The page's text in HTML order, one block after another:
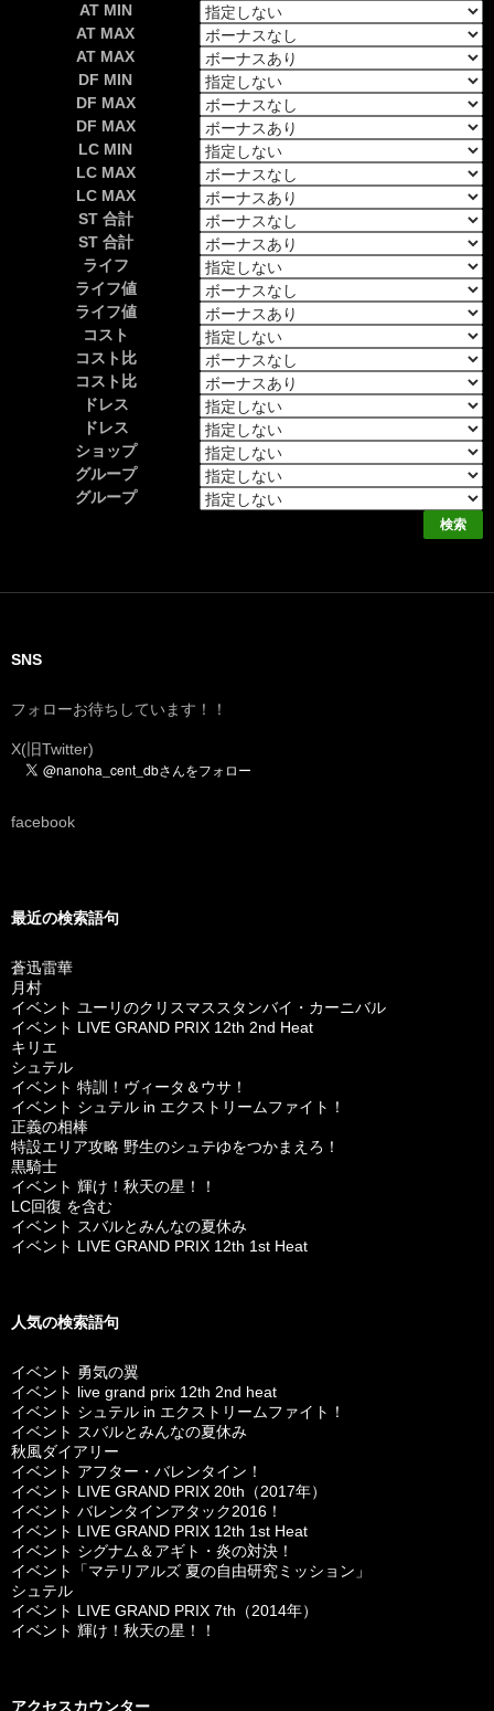
AT MIN
AT MAX
AT MAX
DF MIN
DF MAX
DF MAX
LC MIN
LC MAX
LC MAX
ST 合計
ST 合計
ライフ
ライフ値
ライフ値
コスト
コスト比
コスト比
ドレス
ドレス
ショップ
グループ
グループ
SNS
フォローお待ちしています！！
X(旧Twitter)
facebook
最近の検索語句
蒼迅雷華
月村
イベント ユーリのクリスマススタンバイ・カーニバル
イベント LIVE GRAND PRIX 12th 2nd Heat
キリエ
シュテル
イベント 特訓！ヴィータ＆ウサ！
イベント シュテル in エクストリームファイト！
正義の相棒
特設エリア攻略 野生のシュテゆをつかまえろ！
黒騎士
イベント 輝け！秋天の星！！
LC回復 を含む
イベント スバルとみんなの夏休み
イベント LIVE GRAND PRIX 12th 1st Heat
人気の検索語句
イベント 勇気の翼
イベント live grand prix 12th 2nd heat
イベント シュテル in エクストリームファイト！
イベント スバルとみんなの夏休み
秋風ダイアリー
イベント アフター・バレンタイン！
イベント LIVE GRAND PRIX 20th（2017年）
イベント バレンタインアタック2016！
イベント LIVE GRAND PRIX 12th 1st Heat
イベント シグナム＆アギト・炎の対決！
イベント「マテリアルズ 夏の自由研究ミッション」
シュテル
イベント LIVE GRAND PRIX 7th（2014年）
イベント 輝け！秋天の星！！
アクセスカウンター